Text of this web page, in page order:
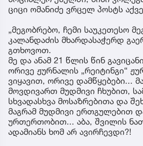
ციცი ომანიძე ვრცელ პოსტს
„მეგობრებო, ჩემი საუკეთესო
კალანდაძის მხარდასაჭერდ
გთხოვოთ.
მე და ანამ 21 წლის წინ
ორივე ჟურნალის „რეიტინგი“
ვიყავით, ორივე დამწყებები...
მოვდივართ მუდმივი ჩხუბით,
სხვადასხვა მოსაზრებითა და
მაგრამ მუდმივი ერთგულებით
ურთერთობით... აბა, შვილის
ადამიანს ხომ არ ავირჩევდი?!